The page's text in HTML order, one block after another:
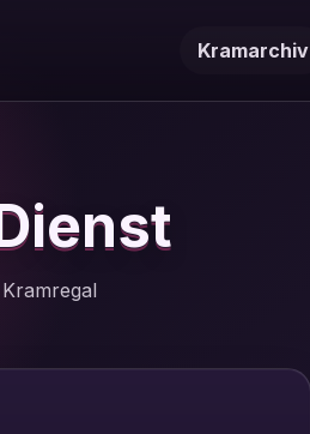
Kramarchiv